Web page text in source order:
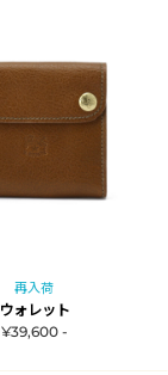
再入荷
ウォレット
¥39,600 -